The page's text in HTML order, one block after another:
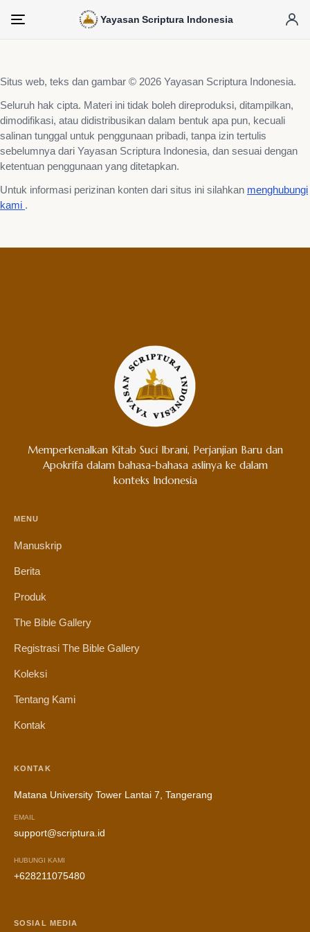
Menu
Yayasan Scriptura Indonesia
Situs web, teks dan gambar © 2026 Yayasan Scriptura Indonesia.
Seluruh hak cipta. Materi ini tidak boleh direproduksi, ditampilkan,
dimodifikasi, atau didistribusikan dalam bentuk apa pun, kecuali
salinan tunggal untuk penggunaan pribadi, tanpa izin tertulis
sebelumnya dari Yayasan Scriptura Indonesia, dan sesuai dengan
ketentuan penggunaan yang ditetapkan.
Untuk informasi perizinan konten dari situs ini silahkan menghubungi
kami .
Memperkenalkan Kitab Suci Ibrani, Perjanjian Baru dan
Apokrifa dalam bahasa-bahasa aslinya ke dalam
konteks Indonesia
MENU
Manuskrip
Berita
Produk
The Bible Gallery
Registrasi The Bible Gallery
Koleksi
Tentang Kami
Kontak
KONTAK
Matana University Tower Lantai 7, Tangerang
EMAIL
support@scriptura.id
HUBUNGI KAMI
+628211075480
SOSIAL MEDIA